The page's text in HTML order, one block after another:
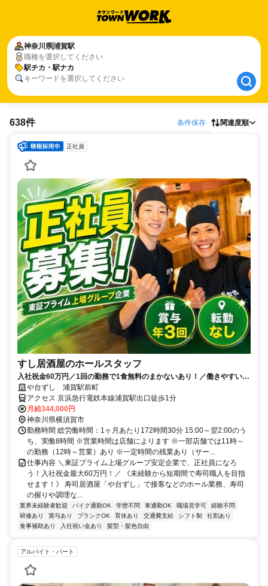
神奈川県浦賀駅
職種を選択してください
駅チカ・駅ナカ
キーワードを選択してください
神奈川県浦賀駅
駅チカ・駅ナカ
638件 条件保存 関連度順
正社員
すし居酒屋のホールスタッフ
入社祝金60万円／1回の勤務で1食無料のまかないあり！／働きやすい環
境づくりに力を入れています◎
や台ずし 浦賀駅前町
アクセス 京浜急行電鉄本線浦賀駅出口徒歩1分
月給344,000円
神奈川県横須賀市
勤務時間 総労働時間：1ヶ月あたり172時間30分 15:00～翌2:00のう
ち、実働8時間 ※営業時間は店舗によります ※一部店舗では11時～
の勤務（12時～営業）あり ※一定時間の残業あり（サー...
仕事内容 ＼東証プライム上場グループ安定企業で、正社員になろ
う！入社祝金最大60万円！／ 《未経験から短期間で寿司職人を目指
せます！》 寿司居酒屋「や台ずし」で接客などのホール業務、寿司
の握りや調理な...
業界未経験者歓迎 バイク通勤OK 学歴不問 車通勤OK 職場見学可
経験不問
研修あり
賞与あり ブランクOK 育休あり 交通費支給 シフト制
社割あり
食事補助あり
入社祝い金あり 髪型・髪色自由
アルバイト・パート